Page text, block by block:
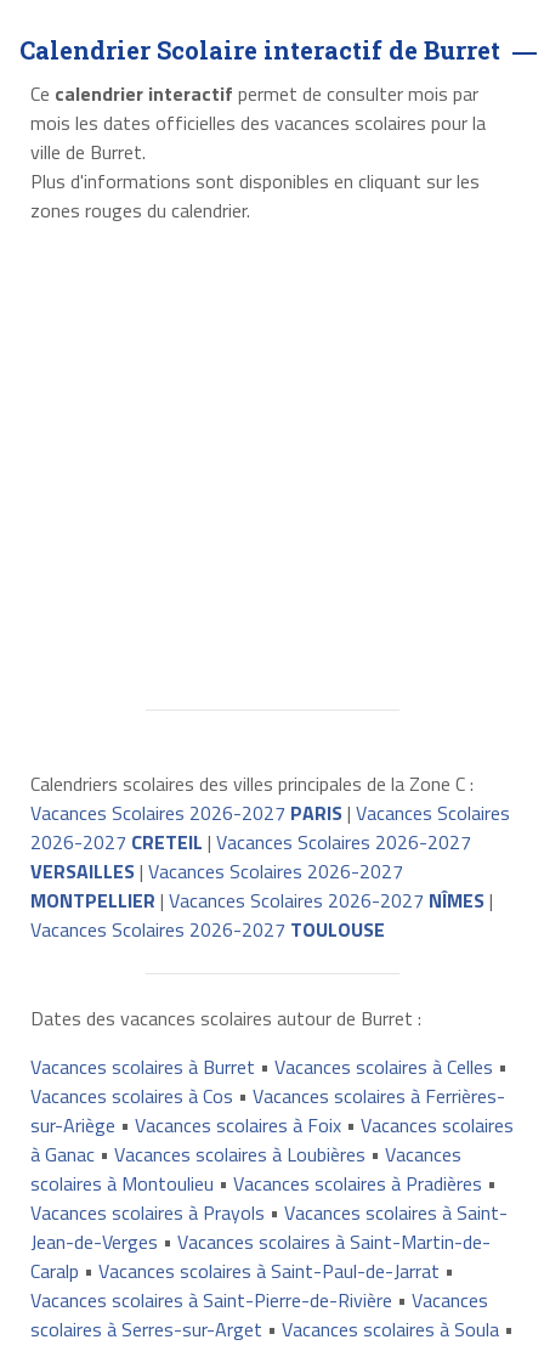
Calendrier Scolaire interactif de Burret
Ce calendrier interactif permet de consulter mois par
mois les dates officielles des vacances scolaires pour la
ville de Burret.
Plus d'informations sont disponibles en cliquant sur les
zones rouges du calendrier.
Calendriers scolaires des villes principales de la Zone C :
Vacances Scolaires 2026-2027 PARIS| Vacances Scolaires
2026-2027 CRETEIL | Vacances Scolaires 2026-2027
VERSAILLES| Vacances Scolaires 2026-2027
MONTPELLIER | Vacances Scolaires 2026-2027 NÎMES|
Vacances Scolaires 2026-2027 TOULOUSE
Dates des vacances scolaires autour de Burret :
Vacances scolaires à Burret • Vacances scolaires à Celles •
Vacances scolaires à Cos • Vacances scolaires à Ferrières-
sur-Ariège • Vacances scolaires à Foix• Vacances scolaires
à Ganac• Vacances scolaires à Loubières • Vacances
scolaires à Montoulieu • Vacances scolaires à Pradières •
Vacances scolaires à Prayols • Vacances scolaires à Saint-
Jean-de-Verges • Vacances scolaires à Saint-Martin-de-
Caralp • Vacances scolaires à Saint-Paul-de-Jarrat •
Vacances scolaires à Saint-Pierre-de-Rivière • Vacances
scolaires à Serres-sur-Arget • Vacances scolaires à Soula•